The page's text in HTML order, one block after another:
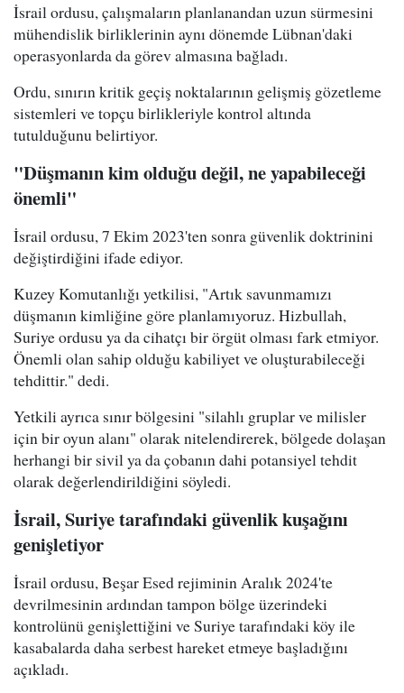
İsrail ordusu, çalışmaların planlanandan uzun sürmesini
mühendislik birliklerinin aynı dönemde Lübnan'daki
operasyonlarda da görev almasına bağladı.
Ordu, sınırın kritik geçiş noktalarının gelişmiş gözetleme
sistemleri ve topçu birlikleriyle kontrol altında
tutulduğunu belirtiyor.
"Düşmanın kim olduğu değil, ne yapabileceği
önemli"
İsrail ordusu, 7 Ekim 2023'ten sonra güvenlik doktrinini
değiştirdiğini ifade ediyor.
Kuzey Komutanlığı yetkilisi, "Artık savunmamızı
düşmanın kimliğine göre planlamıyoruz. Hizbullah,
Suriye ordusu ya da cihatçı bir örgüt olması fark etmiyor.
Önemli olan sahip olduğu kabiliyet ve oluşturabileceği
tehdittir." dedi.
Yetkili ayrıca sınır bölgesini "silahlı gruplar ve milisler
için bir oyun alanı" olarak nitelendirerek, bölgede dolaşan
herhangi bir sivil ya da çobanın dahi potansiyel tehdit
olarak değerlendirildiğini söyledi.
İsrail, Suriye tarafındaki güvenlik kuşağını
genişletiyor
İsrail ordusu, Beşar Esed rejiminin Aralık 2024'te
devrilmesinin ardından tampon bölge üzerindeki
kontrolünü genişlettiğini ve Suriye tarafındaki köy ile
kasabalarda daha serbest hareket etmeye başladığını
açıkladı.